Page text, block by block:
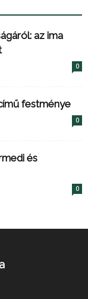
az ima
0
festménye
0
és
0